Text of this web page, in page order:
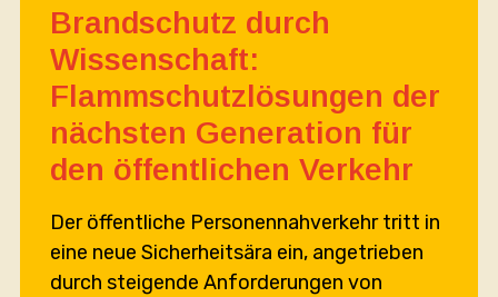
Brandschutz durch
Wissenschaft:
Flammschutzlösungen der
nächsten Generation für
den öffentlichen Verkehr
Der öffentliche Personennahverkehr tritt in
eine neue Sicherheitsära ein, angetrieben
durch steigende Anforderungen von